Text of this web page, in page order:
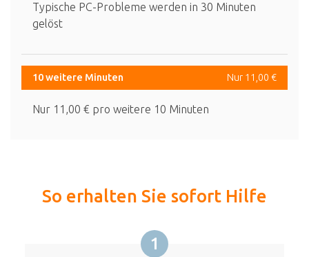
Typische PC-Probleme werden in 30 Minuten
gelöst
10 weitere Minuten Nur 11,00 €
Nur 11,00 € pro weitere 10 Minuten
So erhalten Sie sofort Hilfe
1